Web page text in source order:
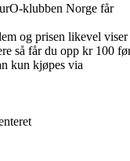
klubben Norge får
og prisen likevel viser
så får du opp kr 100
kun kjøpes via